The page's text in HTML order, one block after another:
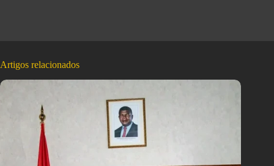
Artigos relacionados